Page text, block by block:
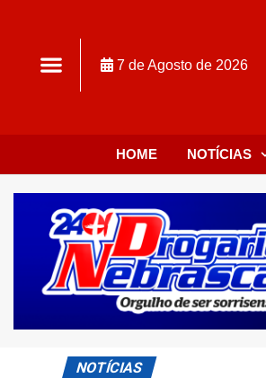
7 de Agosto de 2026
HOME NOTÍCIAS
NOTÍCIAS